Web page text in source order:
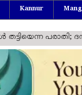
Kannur